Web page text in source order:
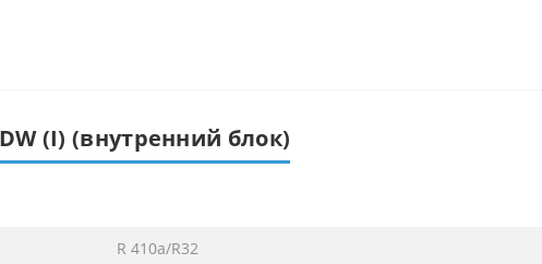
(I) (внутренний блок)
R 410a/R32